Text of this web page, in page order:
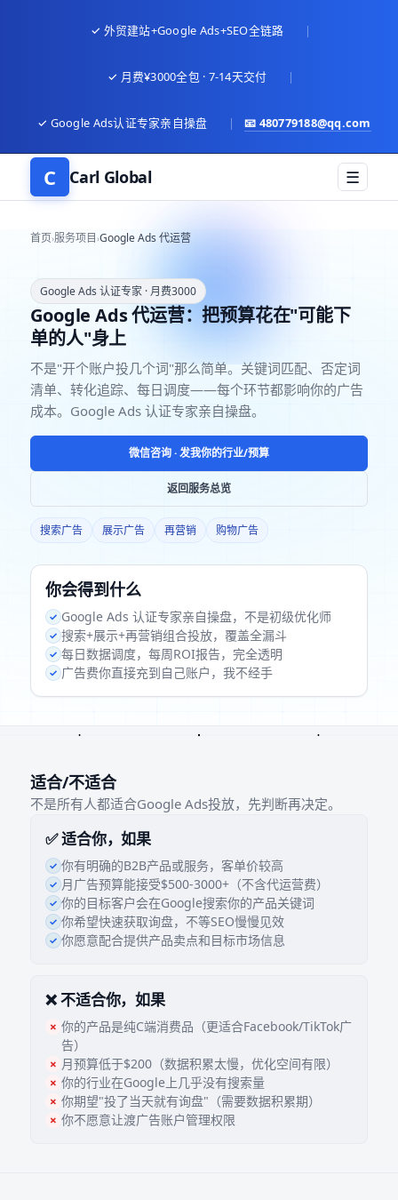
✓ 外贸建站+Google Ads+SEO全链路 |
✓ 月费¥3000全包 · 7-14天交付 |
✓ Google Ads认证专家亲自操盘 | 📧 480779188@qq.com
C Carl Global ☰
首页›服务项目›Google Ads 代运营
Google Ads 认证专家 · 月费3000
Google Ads 代运营：把预算花在"可能下
单的人"身上
不是"开个账户投几个词"那么简单。关键词匹配、否定词
清单、转化追踪、每日调度——每个环节都影响你的广告
成本。Google Ads 认证专家亲自操盘。
微信咨询 · 发我你的行业/预算
返回服务总览
搜索广告 展示广告 再营销 购物广告
你会得到什么
Google Ads 认证专家亲自操盘，不是初级优化师
搜索+展示+再营销组合投放，覆盖全漏斗
每日数据调度，每周ROI报告，完全透明
广告费你直接充到自己账户，我不经手
适合/不适合
不是所有人都适合Google Ads投放，先判断再决定。
✅ 适合你，如果
你有明确的B2B产品或服务，客单价较高
月广告预算能接受$500-3000+（不含代运营费）
你的目标客户会在Google搜索你的产品关键词
你希望快速获取询盘，不等SEO慢慢见效
你愿意配合提供产品卖点和目标市场信息
❌ 不适合你，如果
你的产品是纯C端消费品（更适合Facebook/TikTok广
告）
月预算低于$200（数据积累太慢，优化空间有限）
你的行业在Google上几乎没有搜索量
你期望"投了当天就有询盘"（需要数据积累期）
你不愿意让渡广告账户管理权限